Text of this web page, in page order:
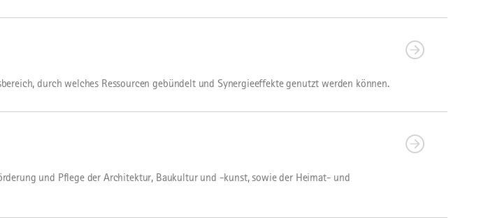
durch welches Ressourcen gebündelt und Synergieeffekte genutzt werden können.
und Pflege der Architektur, Baukultur und -kunst, sowie der Heimat- und